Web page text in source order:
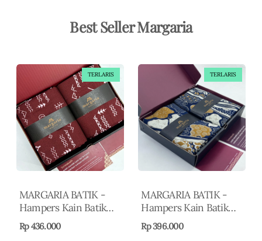
Best Seller Margaria
TERLARIS
MARGARIA BATIK -
Hampers Kain Batik
Premium Bahan Dobby
Motif Elegan -
Rp 436.000
TERLARIS
MARGARIA BATIK -
Hampers Kain Batik
Premium Motif Elegan
- Nusantara Series 2 -
Rp 396.000